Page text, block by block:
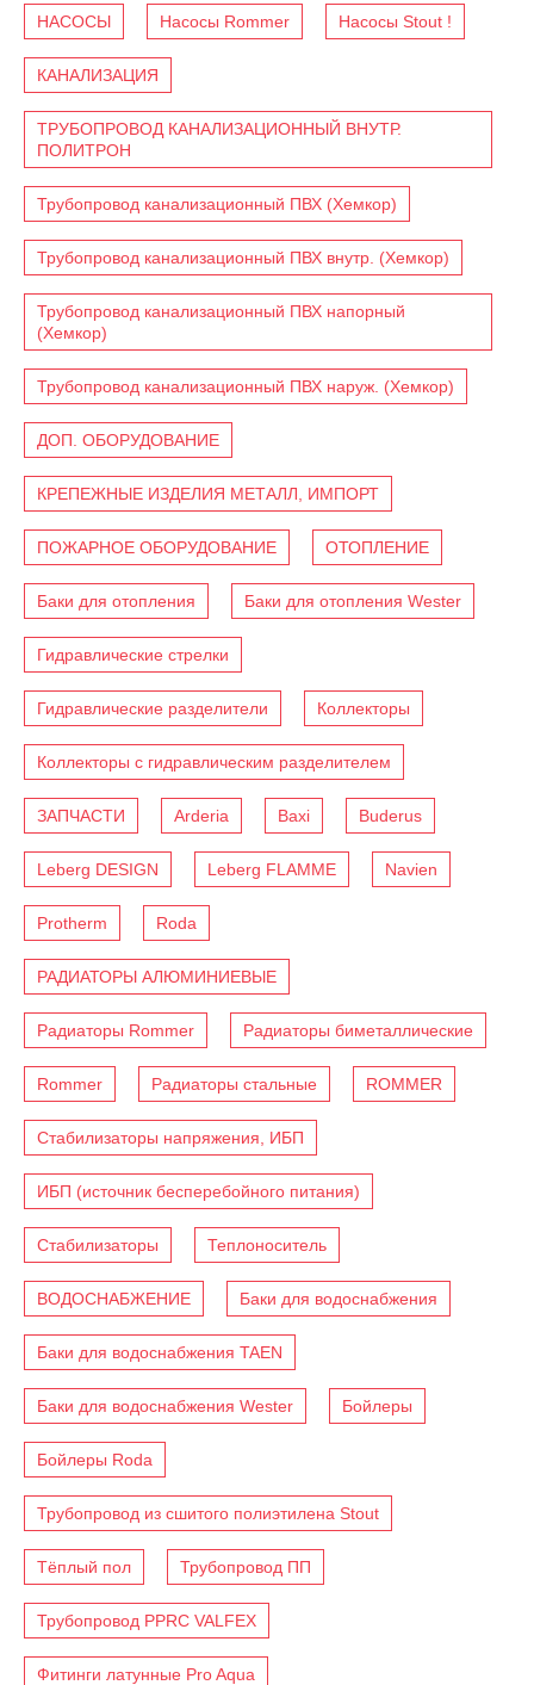
НАСОСЫ Насосы Rommer Насосы Stout !
КАНАЛИЗАЦИЯ
ТРУБОПРОВОД КАНАЛИЗАЦИОННЫЙ ВНУТР.
ПОЛИТРОН
Трубопровод канализационный ПВХ (Хемкор)
Трубопровод канализационный ПВХ внутр. (Хемкор)
Трубопровод канализационный ПВХ напорный
(Хемкор)
Трубопровод канализационный ПВХ наруж. (Хемкор)
ДОП. ОБОРУДОВАНИЕ
КРЕПЕЖНЫЕ ИЗДЕЛИЯ МЕТАЛЛ, ИМПОРТ
ПОЖАРНОЕ ОБОРУДОВАНИЕ ОТОПЛЕНИЕ
Баки для отопления Баки для отопления Wester
Гидравлические стрелки
Гидравлические разделители Коллекторы
Коллекторы с гидравлическим разделителем
ЗАПЧАСТИ Arderia Baxi Buderus
Leberg DESIGN Leberg FLAMME Navien
Protherm Roda
РАДИАТОРЫ АЛЮМИНИЕВЫЕ
Радиаторы Rommer Радиаторы биметаллические
Rommer Радиаторы стальные ROMMER
Стабилизаторы напряжения, ИБП
ИБП (источник бесперебойного питания)
Стабилизаторы Теплоноситель
ВОДОСНАБЖЕНИЕ Баки для водоснабжения
Баки для водоснабжения TAEN
Баки для водоснабжения Wester Бойлеры
Бойлеры Roda
Трубопровод из сшитого полиэтилена Stout
Тёплый пол Трубопровод ПП
Трубопровод PPRC VALFEX
Фитинги латунные Pro Aqua